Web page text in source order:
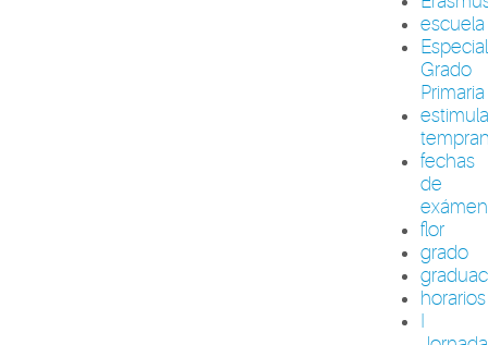
escuela
Grado
Primaria
fechas
de
flor
grado
horarios
I